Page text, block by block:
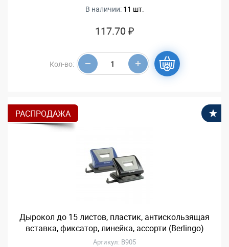
В наличии: 11 шт.
117.70 ₽
Кол-во:
РАСПРОДАЖА
Дырокол до 15 листов, пластик, антискользящая
вставка, фиксатор, линейка, ассорти (Berlingo)
Артикул: B905